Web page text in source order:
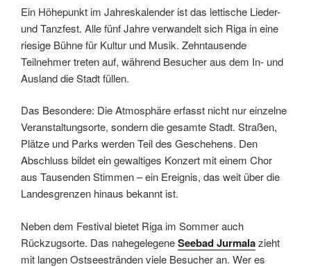
Ein Höhepunkt im Jahreskalender ist das lettische Lieder-
und Tanzfest. Alle fünf Jahre verwandelt sich Riga in eine
riesige Bühne für Kultur und Musik. Zehntausende
Teilnehmer treten auf, während Besucher aus dem In- und
Ausland die Stadt füllen.
Das Besondere: Die Atmosphäre erfasst nicht nur einzelne
Veranstaltungsorte, sondern die gesamte Stadt. Straßen,
Plätze und Parks werden Teil des Geschehens. Den
Abschluss bildet ein gewaltiges Konzert mit einem Chor
aus Tausenden Stimmen – ein Ereignis, das weit über die
Landesgrenzen hinaus bekannt ist.
Neben dem Festival bietet Riga im Sommer auch
Rückzugsorte. Das nahegelegeneSeebad Jurmalazieht
mit langen Ostseestränden viele Besucher an. Wer es